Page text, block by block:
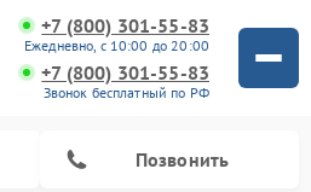
+7 (800) 301-55-83
Ежедневно, с 10:00 до 20:00
+7 (800) 301-55-83
Звонок бесплатный по РФ
Позвонить